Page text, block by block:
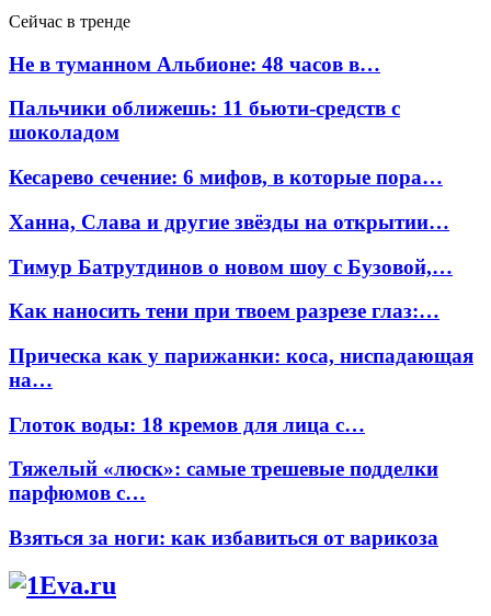
Сейчас в тренде
Не в туманном Альбионе: 48 часов в…
Пальчики оближешь: 11 бьюти-средств с
шоколадом
Кесарево сечение: 6 мифов, в которые пора…
Ханна, Слава и другие звёзды на открытии…
Тимур Батрутдинов о новом шоу с Бузовой,…
Как наносить тени при твоем разрезе глаз:…
Прическа как у парижанки: коса, ниспадающая
на…
Глоток воды: 18 кремов для лица с…
Тяжелый «люск»: самые трешевые подделки
парфюмов с…
Взяться за ноги: как избавиться от варикоза